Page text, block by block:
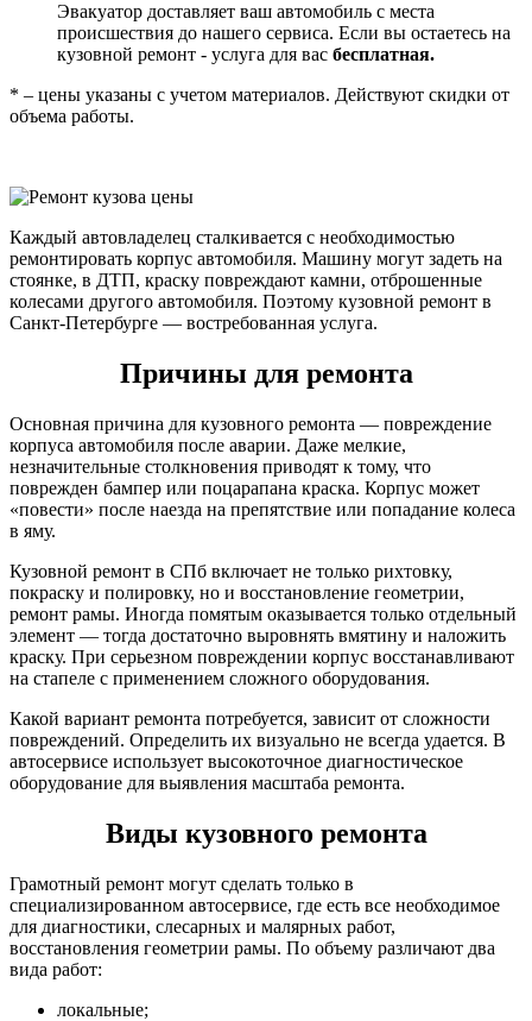
Эвакуатор доставляет ваш автомобиль с места
происшествия до нашего сервиса. Если вы остаетесь на
кузовной ремонт - услуга для вас бесплатная.
* – цены указаны с учетом материалов. Действуют скидки от
объема работы.
Каждый автовладелец сталкивается с необходимостью
ремонтировать корпус автомобиля. Машину могут задеть на
стоянке, в ДТП, краску повреждают камни, отброшенные
колесами другого автомобиля. Поэтому кузовной ремонт в
Санкт-Петербурге — востребованная услуга.
Причины для ремонта
Основная причина для кузовного ремонта — повреждение
корпуса автомобиля после аварии. Даже мелкие,
незначительные столкновения приводят к тому, что
поврежден бампер или поцарапана краска. Корпус может
«повести» после наезда на препятствие или попадание колеса
в яму.
Кузовной ремонт в СПб включает не только рихтовку,
покраску и полировку, но и восстановление геометрии,
ремонт рамы. Иногда помятым оказывается только отдельный
элемент — тогда достаточно выровнять вмятину и наложить
краску. При серьезном повреждении корпус восстанавливают
на стапеле с применением сложного оборудования.
Какой вариант ремонта потребуется, зависит от сложности
повреждений. Определить их визуально не всегда удается. В
автосервисе использует высокоточное диагностическое
оборудование для выявления масштаба ремонта.
Виды кузовного ремонта
Грамотный ремонт могут сделать только в
специализированном автосервисе, где есть все необходимое
для диагностики, слесарных и малярных работ,
восстановления геометрии рамы. По объему различают два
вида работ:
локальные;